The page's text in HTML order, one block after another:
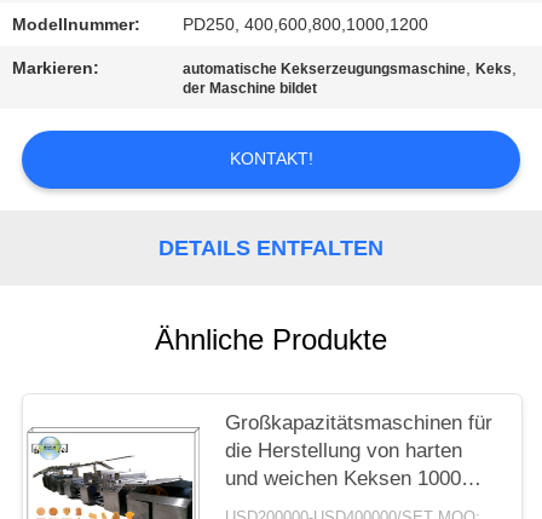
PRIVACY
POLICY
Modellnummer: PD250, 400,600,800,1000,1200
Markieren: automatische Kekserzeugungsmaschine,Keks,
der Maschine bildet
KONTAKT!
DETAILS ENTFALTEN
Ähnliche Produkte
Großkapazitätsmaschinen für
die Herstellung von harten
und weichen Keksen 1000
kg/h